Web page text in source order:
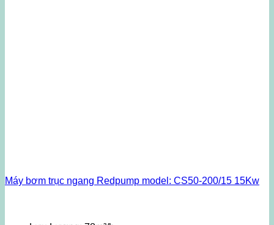
Máy bơm trục ngang Redpump model: CS50-200/15 15Kw